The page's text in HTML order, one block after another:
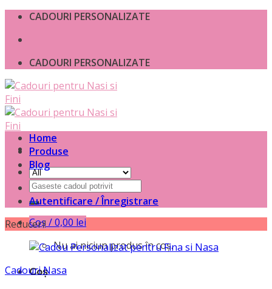
Skip
content
CADOURI PERSONALIZATE
CADOURI PERSONALIZATE
Caută
după:
Coș /0,00 lei
Nu ai niciun produs în coș.
Coș
Home
Produse
Blog
Autentificare / Înregistrare
Reduceri!
Cadouri Nasa